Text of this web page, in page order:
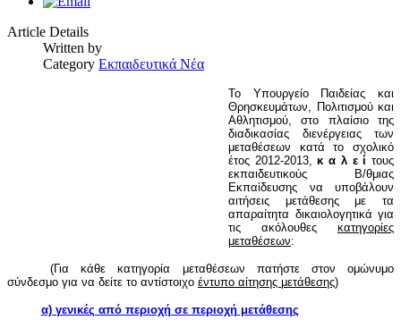
Article Details
Written by
Category Εκπαιδευτικά Νέα
Το Υπουργείο Παιδείας και
Θρησκευμάτων, Πολιτισμού και
Αθλητισμού, στο πλαίσιο της
διαδικασίας διενέργειας των
μεταθέσεων κατά το σχολικό
έτος 2012-2013,κ α λ ε ίτους
εκπαιδευτικούς Β/θμιας
Εκπαίδευσης να υποβάλουν
αιτήσεις μετάθεσης με τα
απαραίτητα δικαιολογητικά για
τις ακόλουθες κατηγορίες
μεταθέσεων:
(Για κάθε κατηγορία μεταθέσεων πατήστε στον ομώνυμο
σύνδεσμο για να δείτε το αντίστοιχο έντυπο αίτησης μετάθεσης)
α) γενικές από περιοχή σε περιοχή μετάθεσης